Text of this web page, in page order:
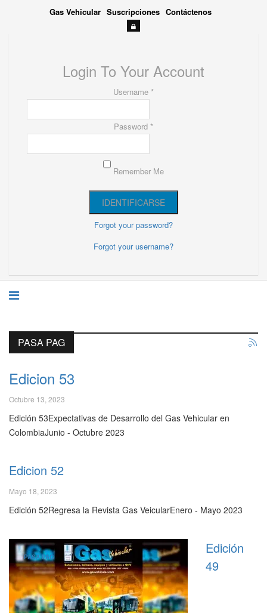
Gas Vehicular Suscripciones Contáctenos
Login To Your Account
Username *
Password *
Remember Me
Forgot your password?
Forgot your username?
PASA PAG
Edicion 53
Octubre 13, 2023
Edición 53Expectativas de Desarrollo del Gas Vehicular en
ColombiaJunio - Octubre 2023
Edicion 52
Mayo 18, 2023
Edición 52Regresa la Revista Gas VeicularEnero - Mayo 2023
PASA PAG
Edición
49